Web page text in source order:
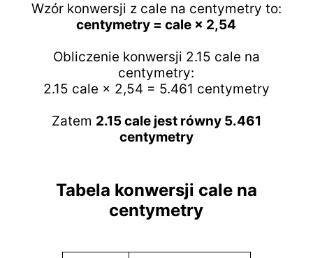
Wzór konwersji z cale na centymetry to:
centymetry = cale × 2,54
Obliczenie konwersji 2.15 cale na
centymetry:
2.15 cale × 2,54 = 5.461 centymetry
Zatem 2.15 cale jest równy 5.461
centymetry
Tabela konwersji cale na
centymetry